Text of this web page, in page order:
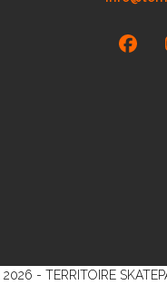
- TERRITOIRE